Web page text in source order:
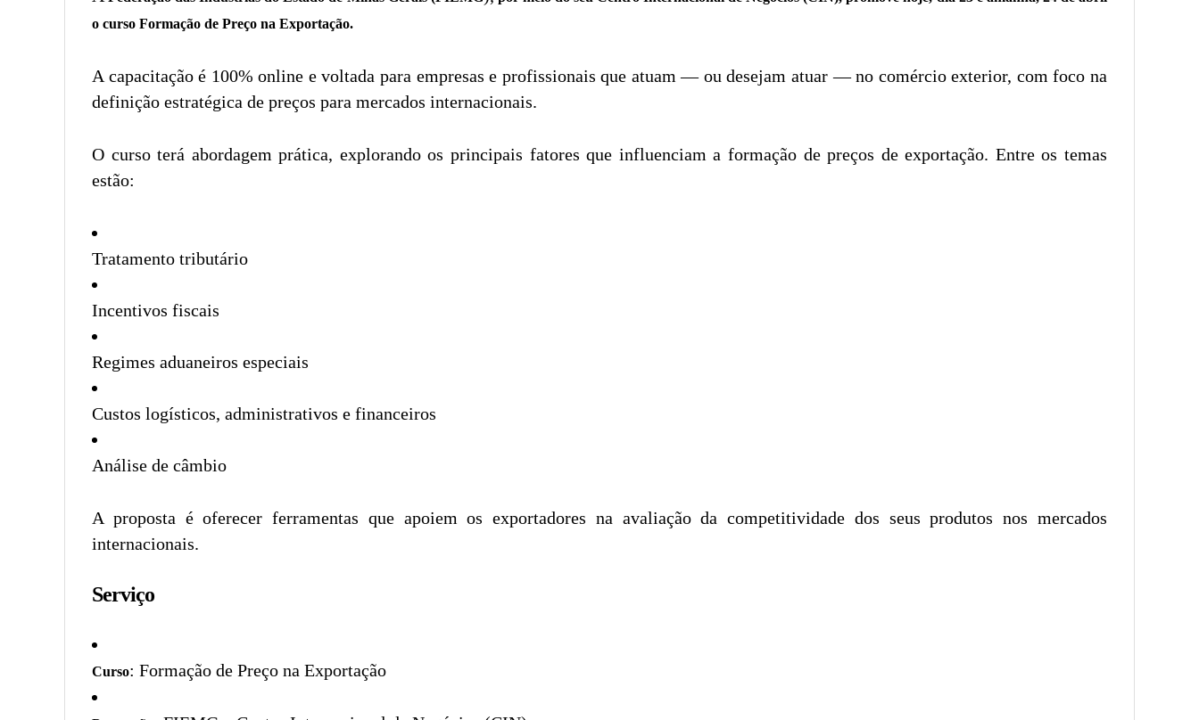
o curso Formação de Preço na Exportação.
A capacitação é 100% online e voltada para empresas e profissionais que atuam — ou desejam atuar — no comércio exterior, com foco na
definição estratégica de preços para mercados internacionais.
O curso terá abordagem prática, explorando os principais fatores que influenciam a formação de preços de exportação. Entre os temas
estão:
Tratamento tributário
Incentivos fiscais
Regimes aduaneiros especiais
Custos logísticos, administrativos e financeiros
Análise de câmbio
A proposta é oferecer ferramentas que apoiem os exportadores na avaliação da competitividade dos seus produtos nos mercados
internacionais.
Serviço
Curso: Formação de Preço na Exportação